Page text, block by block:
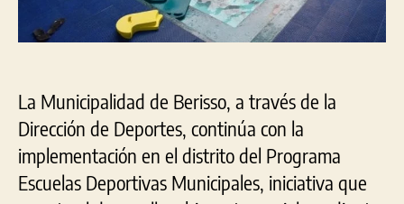
La Municipalidad de Berisso, a través de la
Dirección de Deportes, continúa con la
implementación en el distrito del Programa
Escuelas Deportivas Municipales, iniciativa que